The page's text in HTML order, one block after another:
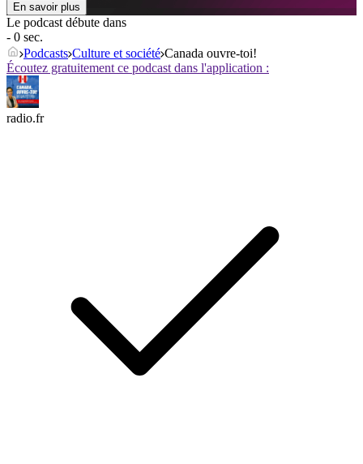
En savoir plus
Le podcast débute dans
- 0 sec.
Podcasts Culture et société Canada ouvre-toi!
Écoutez gratuitement ce podcast dans l'application :
radio.fr